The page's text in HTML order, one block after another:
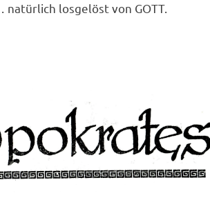
losgelöst von GOTT.